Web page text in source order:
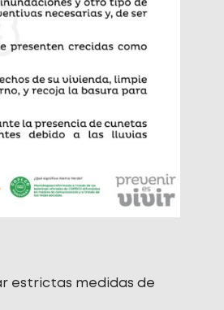
estrictas medidas de